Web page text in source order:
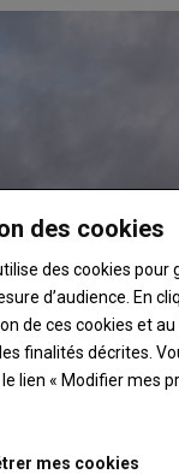
des cookies
des cookies
d’audience. En
de ces cookies et
finalités décrites.
lien « Modifier mes
mes cookies